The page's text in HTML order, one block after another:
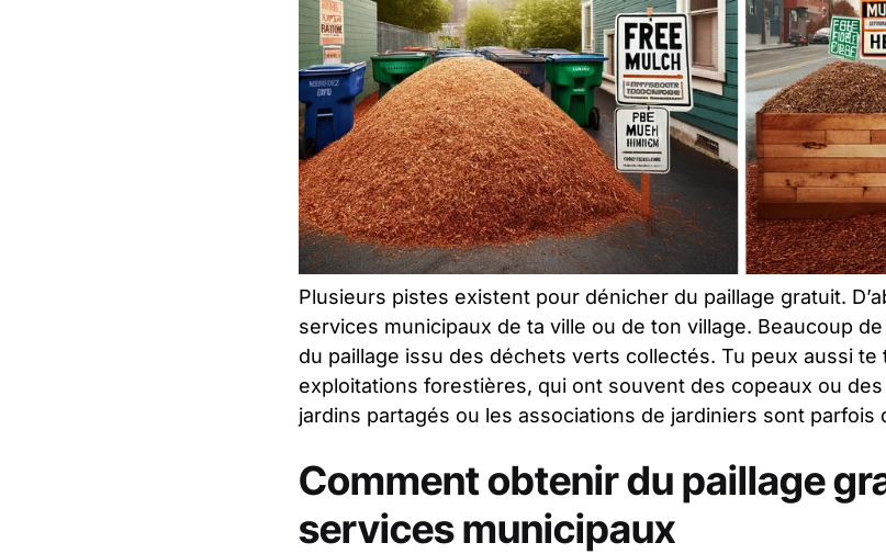
Plusieurs pistes existent pour dénicher du paillage gratuit.
services municipaux de ta ville ou de ton village. Beaucoup
du paillage issu des déchets verts collectés. Tu peux aussi
exploitations forestières, qui ont souvent des copeaux ou
jardins partagés ou les associations de jardiniers sont parfois
Comment obtenir du paillage
services municipaux